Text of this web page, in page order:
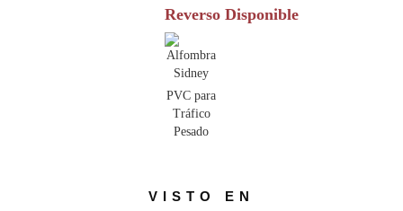
Reverso Disponible
PVC para
Tráfico
Pesado
VISTO EN